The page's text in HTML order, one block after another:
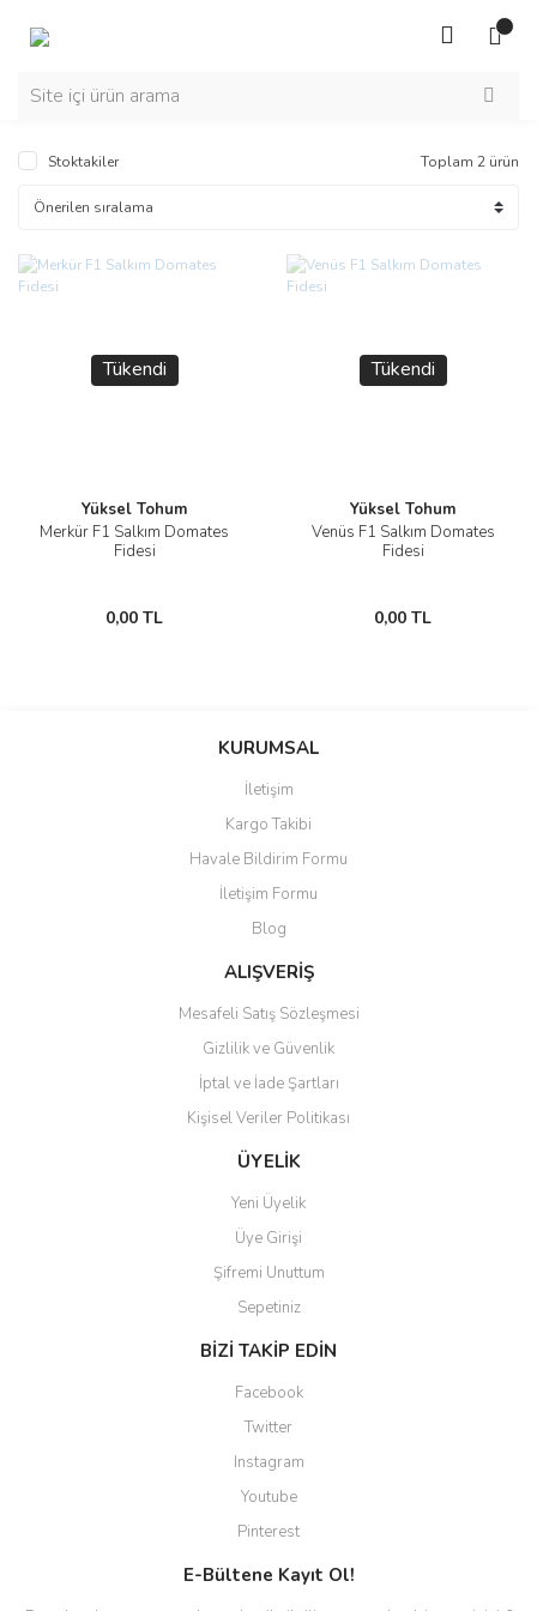
Stoktakiler Toplam 2 ürün
Tükendi
Yüksel Tohum
Merkür F1 Salkım Domates
Fidesi
0,00 TL
Tükendi
Yüksel Tohum
Venüs F1 Salkım Domates
Fidesi
0,00 TL
KURUMSAL
İletişim
Kargo Takibi
Havale Bildirim Formu
İletişim Formu
Blog
ALIŞVERİŞ
Mesafeli Satış Sözleşmesi
Gizlilik ve Güvenlik
İptal ve İade Şartları
Kişisel Veriler Politikası
ÜYELİK
Yeni Üyelik
Üye Girişi
Şifremi Unuttum
Sepetiniz
BİZİ TAKİP EDİN
Facebook
Twitter
Instagram
Youtube
Pinterest
E-Bültene Kayıt Ol!